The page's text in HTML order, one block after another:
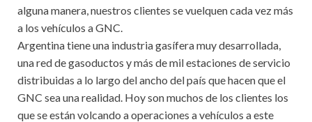
alguna manera, nuestros clientes se vuelquen cada vez más
a los vehículos a GNC.
Argentina tiene una industria gasífera muy desarrollada,
una red de gasoductos y más de mil estaciones de servicio
distribuidas a lo largo del ancho del país que hacen que el
GNC sea una realidad. Hoy son muchos de los clientes los
que se están volcando a operaciones a vehículos a este